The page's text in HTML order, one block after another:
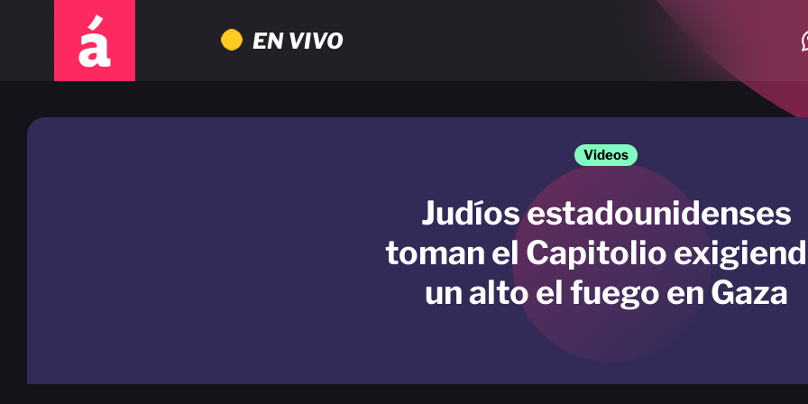
EN VIVO
Videos
Judíos estadounidenses
toman el Capitolio
un alto el fuego en Gaza